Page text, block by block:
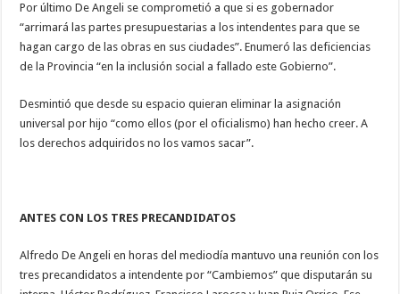
Por último De Angeli se comprometió a que si es gobernador
“arrimará las partes presupuestarias a los intendentes para que se
hagan cargo de las obras en sus ciudades”. Enumeró las deficiencias
de la Provincia “en la inclusión social a fallado este Gobierno”.
Desmintió que desde su espacio quieran eliminar la asignación
universal por hijo “como ellos (por el oficialismo) han hecho creer. A
los derechos adquiridos no los vamos sacar”.
ANTES CON LOS TRES PRECANDIDATOS
Alfredo De Angeli en horas del mediodía mantuvo una reunión con los
tres precandidatos a intendente por “Cambiemos” que disputarán su